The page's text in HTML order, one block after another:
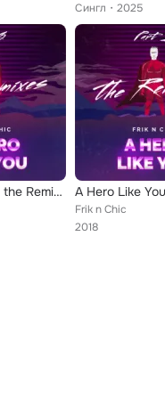
Сингл
2025
A Hero Like You the Remixes, Pt. 3
Frik n Chic
2018